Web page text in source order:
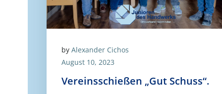
by Alexander Cichos
August 10, 2023
Vereinsschießen „Gut Schuss“.